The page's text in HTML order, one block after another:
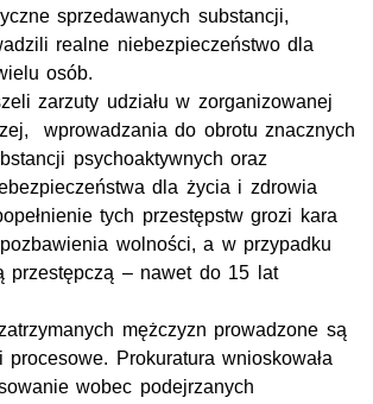
sprzedawanych substancji,
realne niebezpieczeństwo dla
osób.
zarzuty udziału w zorganizowanej
wprowadzania do obrotu znacznych
psychoaktywnych oraz
dla życia i zdrowia
tych przestępstw grozi kara
wolności, a w przypadku
przestępczą – nawet do 15 lat
mężczyzn prowadzone są
Prokuratura wnioskowała
wobec podejrzanych